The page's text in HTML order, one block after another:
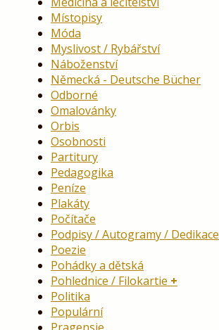
Místopisy
Móda
Myslivost / Rybářství
Náboženství
Německá - Deutsche Bücher
Odborné
Omalovánky
Orbis
Osobnosti
Partitury
Pedagogika
Peníze
Plakáty
Počítače
Podpisy / Autogramy / Dedikace
Poezie
Pohádky a dětská
Pohlednice / Filokartie
Politika
Populární